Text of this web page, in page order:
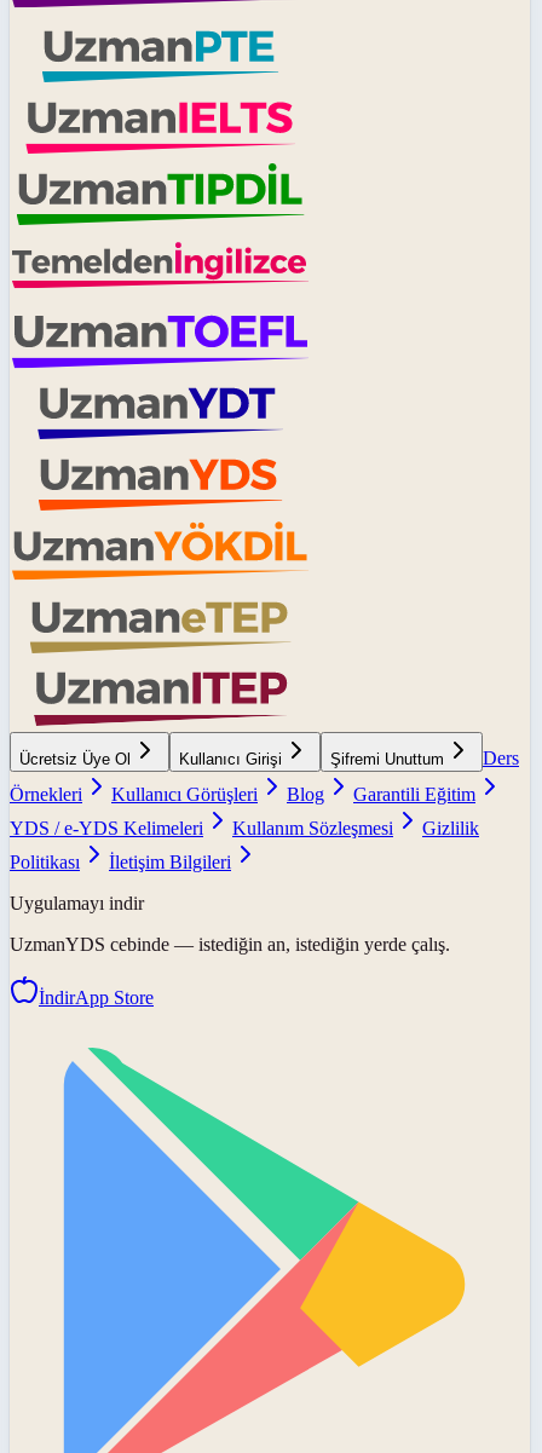
Ücretsiz Üye Ol Kullanıcı Girişi Şifremi Unuttum
Ders
Örnekleri
Kullanıcı Görüşleri Blog
Garantili Eğitim
YDS / e-YDS Kelimeleri
Kullanım Sözleşmesi
Gizlilik
Politikası
İletişim Bilgileri
Uygulamayı indir
UzmanYDS cebinde — istediğin an, istediğin yerde çalış.
İndirApp Store